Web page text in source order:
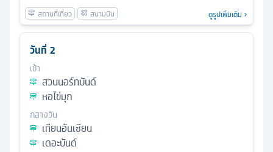
ดูรูปเพิ่มเติม
วันที่ 2
เช้า
สวนนอร์ทบันด์
หอไข่มุก
กลางวัน
เทียนอันเซียน
เดอะบันด์